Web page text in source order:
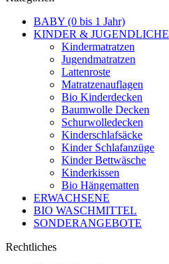
BABY (0 bis 1 Jahr)
KINDER & JUGENDLICHE
Kindermatratzen
Jugendmatratzen
Lattenroste
Matratzenauflagen
Bio Kinderdecken
Baumwolle Decken
Schurwolledecken
Kinderschlafsäcke
Kinder Schlafanzüge
Kinder Bettwäsche
Kinderkissen
Bio Hängematten
ERWACHSENE
BIO WASCHMITTEL
SONDERANGEBOTE
Rechtliches